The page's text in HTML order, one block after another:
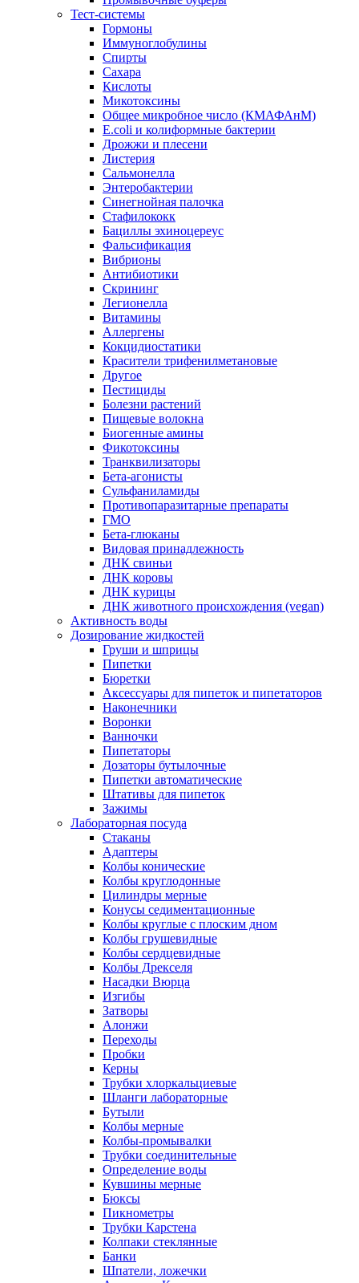
Тест-системы
Гормоны
Иммуноглобулины
Спирты
Сахара
Кислоты
Микотоксины
Общее микробное число (КМАФАнМ)
E.coli и колиформные бактерии
Дрожжи и плесени
Листерия
Сальмонелла
Энтеробактерии
Синегнойная палочка
Стафилококк
Бациллы эхиноцереус
Фальсификация
Вибрионы
Антибиотики
Скрининг
Легионелла
Витамины
Аллергены
Кокцидиостатики
Красители трифенилметановые
Другое
Пестициды
Болезни растений
Пищевые волокна
Биогенные амины
Фикотоксины
Транквилизаторы
Бета-агонисты
Сульфаниламиды
Противопаразитарные препараты
ГМО
Бета-глюканы
Видовая принадлежность
ДНК свиньи
ДНК коровы
ДНК курицы
ДНК животного происхождения (vegan)
Активность воды
Дозирование жидкостей
Груши и шприцы
Пипетки
Бюретки
Аксессуары для пипеток и пипетаторов
Наконечники
Воронки
Ванночки
Пипетаторы
Дозаторы бутылочные
Пипетки автоматические
Штативы для пипеток
Зажимы
Лабораторная посуда
Стаканы
Адаптеры
Колбы конические
Колбы круглодонные
Цилиндры мерные
Конусы седиментационные
Колбы круглые с плоским дном
Колбы грушевидные
Колбы сердцевидные
Колбы Дрекселя
Насадки Вюрца
Изгибы
Затворы
Алонжи
Переходы
Пробки
Керны
Трубки хлоркальциевые
Шланги лабораторные
Бутыли
Колбы мерные
Колбы-промывалки
Трубки соединительные
Определение воды
Кувшины мерные
Бюксы
Пикнометры
Трубки Карстена
Колпаки стеклянные
Банки
Шпатели, ложечки